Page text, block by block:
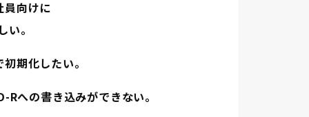
員向けに
。
期化したい。
への書き込みができない。